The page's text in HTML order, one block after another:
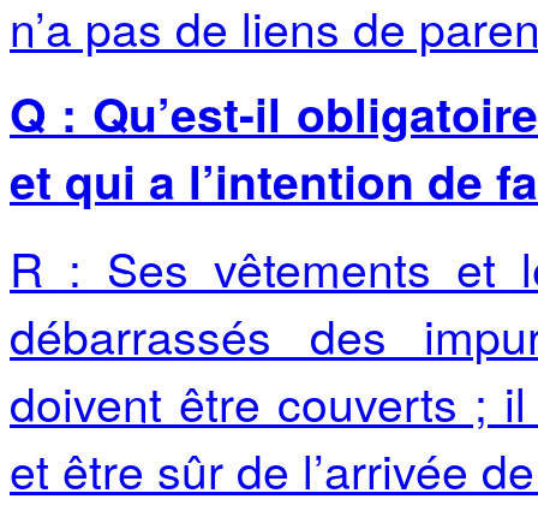
n’a pas de liens de
Q : Qu’est-il
et qui a l’intention de
R : Ses vêtements et
débarrassés des
doivent être couverts ;
et être sûr de l’arrivée